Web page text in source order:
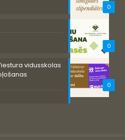
0
0
0
vidusskolas